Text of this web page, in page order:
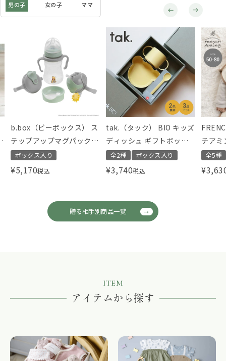
男の子 女の子 ママ
b.box（ビーボックス） ス
テップアップマグパック
Pooh
ボックス入り
¥5,170税込
tak.（タック） BIO キッズ
ディッシュ ギフトボック
ス ベアー ミニ
全2種 ボックス入り
¥3,740税込
チアミ
スリー
全5種
¥
贈る相手別商品一覧
ITEM
アイテムから探す